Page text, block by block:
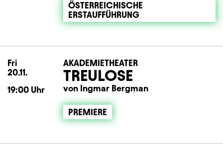
ÖSTERREICHISCHE
ERSTAUFFÜHRUNG
Fri
20.11.
19:00 Uhr
AKADEMIETHEATER
TREULOSE
von Ingmar Bergman
PREMIERE